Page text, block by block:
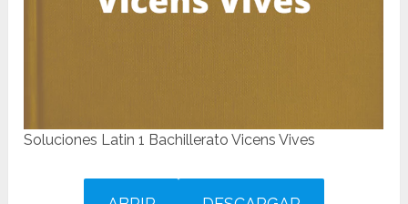
Soluciones Latin 1 Bachillerato Vicens Vives